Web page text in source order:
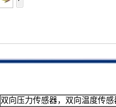
双向压力传感器，双向温度传感